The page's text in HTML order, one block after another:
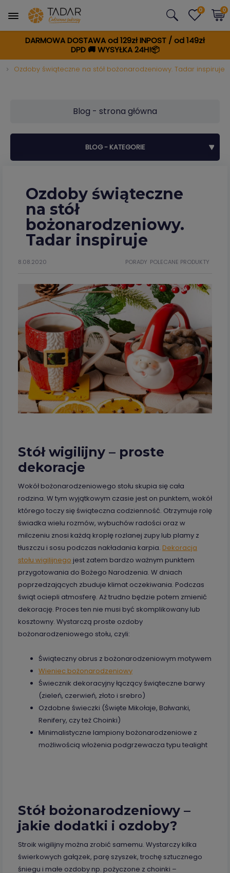
DARMOWA DOSTAWA od 129zł INPOST / od 149zł
DPD🚚WYSYŁKA 24H!📦
0 0
Ozdoby świąteczne na stół bożonarodzeniowy. Tadar inspiruje
BLOG - KATEGORIE
Blog - strona główna
Ozdoby świąteczne
na stół
bożonarodzeniowy.
Tadar inspiruje
POLECANE PRODUKTY
PORADY
8.08.2020
Stół wigilijny – proste
dekoracje
Wokół bożonarodzeniowego stołu skupia się cała
rodzina. W tym wyjątkowym czasie jest on punktem, wokół
którego toczy się świąteczna codzienność. Otrzymuje rolę
świadka wielu rozmów, wybuchów radości oraz w
milczeniu znosi każdą kroplę rozlanej zupy lub plamy z
tłuszczu i sosu podczas nakładania karpia. Dekoracja
stołu wigilijnego jest zatem bardzo ważnym punktem
przygotowania do Bożego Narodzenia. W dniach
poprzedzających zbuduje klimat oczekiwania. Podczas
świąt ociepli atmosferę. Aż trudno będzie potem zmienić
dekorację. Proces ten nie musi być skomplikowany lub
kosztowny. Wystarczą proste ozdoby
bożonarodzeniowego stołu, czyli:
Świąteczny obrus z bożonarodzeniowym motywem
Wieniec bożonarodzeniowy
Świecznik dekoracyjny łączący świąteczne barwy
(zieleń, czerwień, złoto i srebro)
Ozdobne świeczki (Święte Mikołaje, Bałwanki,
Renifery, czy też Choinki)
Minimalistyczne lampiony bożonarodzeniowe z
możliwością włożenia podgrzewacza typu tealight
Stół bożonarodzeniowy –
jakie dodatki i ozdoby?
Stroik wigilijny można zrobić samemu. Wystarczy kilka
świerkowych gałązek, parę szyszek, trochę sztucznego
śniegu i małe ozdoby np. pożyczone z choinki –